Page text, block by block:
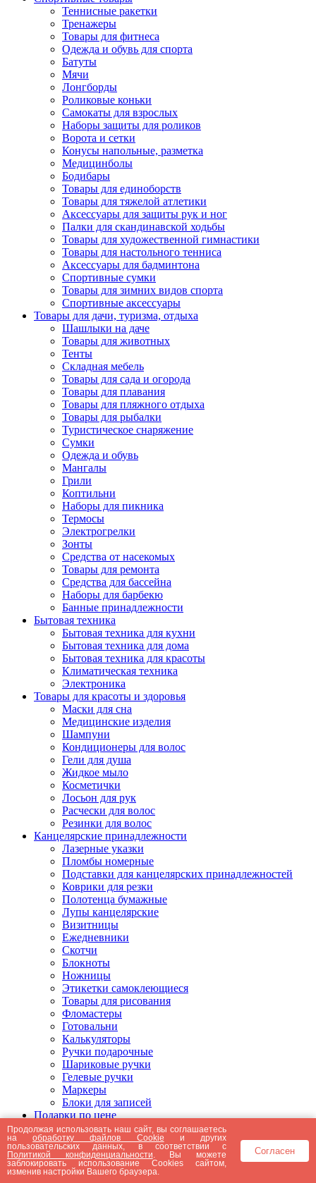
Теннисные ракетки
Тренажеры
Товары для фитнеса
Одежда и обувь для спорта
Батуты
Мячи
Лонгборды
Роликовые коньки
Самокаты для взрослых
Наборы защиты для роликов
Ворота и сетки
Конусы напольные, разметка
Медицинболы
Бодибары
Товары для единоборств
Товары для тяжелой атлетики
Аксессуары для защиты рук и ног
Палки для скандинавской ходьбы
Товары для художественной гимнастики
Товары для настольного тенниса
Аксессуары для бадминтона
Спортивные сумки
Товары для зимних видов спорта
Спортивные аксессуары
Товары для дачи, туризма, отдыха
Шашлыки на даче
Товары для животных
Тенты
Складная мебель
Товары для сада и огорода
Товары для плавания
Товары для пляжного отдыха
Товары для рыбалки
Туристическое снаряжение
Сумки
Одежда и обувь
Мангалы
Грили
Коптильни
Наборы для пикника
Термосы
Электрогрелки
Зонты
Средства от насекомых
Товары для ремонта
Средства для бассейна
Наборы для барбекю
Банные принадлежности
Бытовая техника
Бытовая техника для кухни
Бытовая техника для дома
Бытовая техника для красоты
Климатическая техника
Электроника
Товары для красоты и здоровья
Маски для сна
Медицинские изделия
Шампуни
Кондиционеры для волос
Гели для душа
Жидкое мыло
Косметички
Лосьон для рук
Расчески для волос
Резинки для волос
Канцелярские принадлежности
Лазерные указки
Пломбы номерные
Подставки для канцелярских принадлежностей
Коврики для резки
Полотенца бумажные
Лупы канцелярские
Визитницы
Ежедневники
Скотчи
Блокноты
Ножницы
Этикетки самоклеющиеся
Товары для рисования
Фломастеры
Готовальни
Калькуляторы
Ручки подарочные
Шариковые ручки
Гелевые ручки
Маркеры
Блоки для записей
Подарки по цене
Подарки от 5000 рублей
Подарки до 5000 рублей
Подарки до 3000 рублей
Подарки до 2000 рублей
Подарки до 1000 рублей
Продолжая использовать наш сайт, вы соглашаетесь
наобработку файлов Cookie и других
пользовательских данных, в соответствии с
Политикой конфиденциальности . Вы можете
заблокировать использование Cookies сайтом,
изменив настройки Вашего браузера.
Согласен